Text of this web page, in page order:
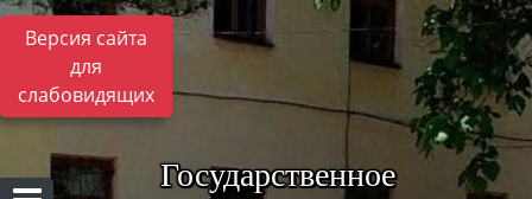
Версия сайта
для
слабовидящих
Государственное